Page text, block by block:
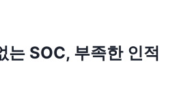
는 SOC, 부족한 인적